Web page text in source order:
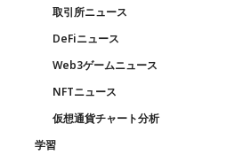
取引所ニュース
DeFiニュース
Web3ゲームニュース
NFTニュース
仮想通貨チャート分析
学習